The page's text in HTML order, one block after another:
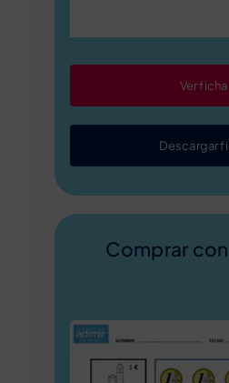
Ver ficha
Descargar
Comprar